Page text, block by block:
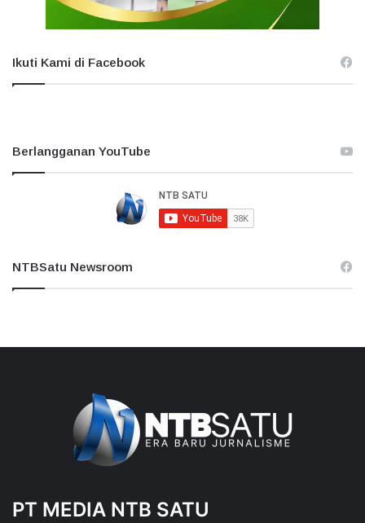
Ikuti Kami di Facebook
Berlangganan YouTube
NTBSatu Newsroom
PT MEDIA NTB SATU